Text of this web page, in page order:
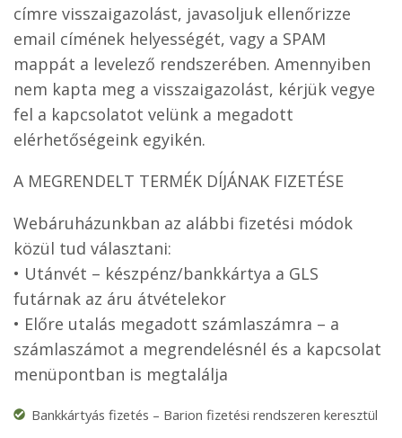
címre visszaigazolást, javasoljuk ellenőrizze
email címének helyességét, vagy a SPAM
mappát a levelező rendszerében. Amennyiben
nem kapta meg a visszaigazolást, kérjük vegye
fel a kapcsolatot velünk a megadott
elérhetőségeink egyikén.
A MEGRENDELT TERMÉK DÍJÁNAK FIZETÉSE
Webáruházunkban az alábbi fizetési módok
közül tud választani:
• Utánvét – készpénz/bankkártya a GLS
futárnak az áru átvételekor
• Előre utalás megadott számlaszámra – a
számlaszámot a megrendelésnél és a kapcsolat
menüpontban is megtalálja
Bankkártyás fizetés – Barion fizetési rendszeren keresztül